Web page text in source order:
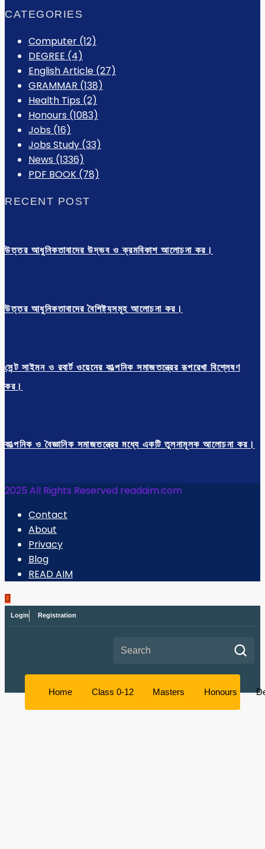
CATEGORIES
Computer (12)
DEGREE (4)
English Article (27)
GRAMMAR (138)
Health Tips (2)
Honours (1083)
Jobs (16)
Jobs Study (33)
News (1336)
PDF BOOK (78)
RECENT POST
উত্তর আধুনিকতাবাদের উদ্ভব ও ক্রমবিকাশ আলোচনা কর।
উত্তর আধুনিকতাবাদের বৈশিষ্ট্যসমূহ আলোচনা কর।
সেন্ট সাইমন ও রবার্ট ওয়েনের কাল্পনিক সমাজতন্ত্রের রূপরেখা বিশ্লেষণ
কর।
কাল্পনিক ও বৈজ্ঞানিক সমাজতন্ত্রের মধ্যে একটি তুলনামূলক আলোচনা কর।
2025 All Rights Reserved readaim.com
Contact
About
Privacy
Blog
READ AIM
Login Registration
Home Class 0-12 Masters Honours